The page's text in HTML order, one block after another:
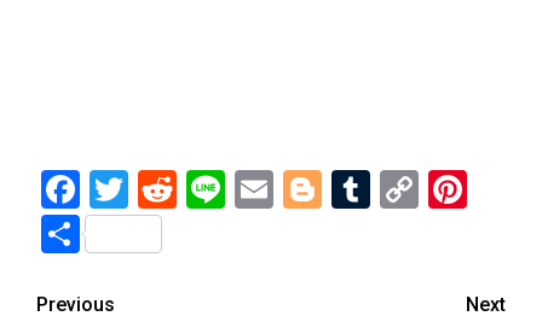
Facebook
Twitter
Reddit
LineEmailBlogger
Tumblr
Copy
Share
Previous
Next